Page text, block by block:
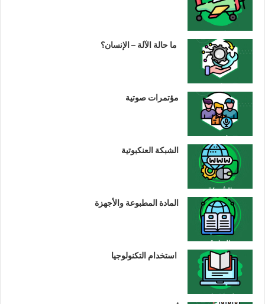
ما حالة الآلة – الإنسان؟
مؤتمرات صوتية
الشبكة العنكبوتية
المادة المطبوعة والأجهزة
استخدام التكنولوجيا